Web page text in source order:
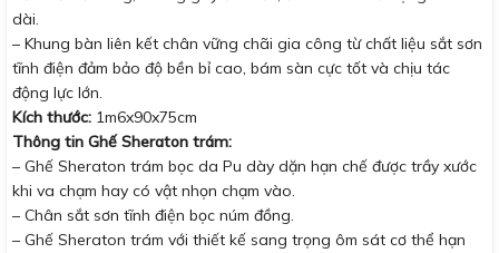
dài.
– Khung bàn liên kết chân vững chãi gia công từ chất liệu sắt sơn
tĩnh điện đảm bảo độ bền bỉ cao, bám sàn cực tốt và chịu tác
động lực lớn.
Kích thước: 1m6x90x75cm
Thông tin Ghế Sheraton trám:
– Ghế Sheraton trám bọc da Pu dày dặn hạn chế được trầy xước
khi va chạm hay có vật nhọn chạm vào.
– Chân sắt sơn tĩnh điện bọc núm đồng.
– Ghế Sheraton trám với thiết kế sang trọng ôm sát cơ thể hạn